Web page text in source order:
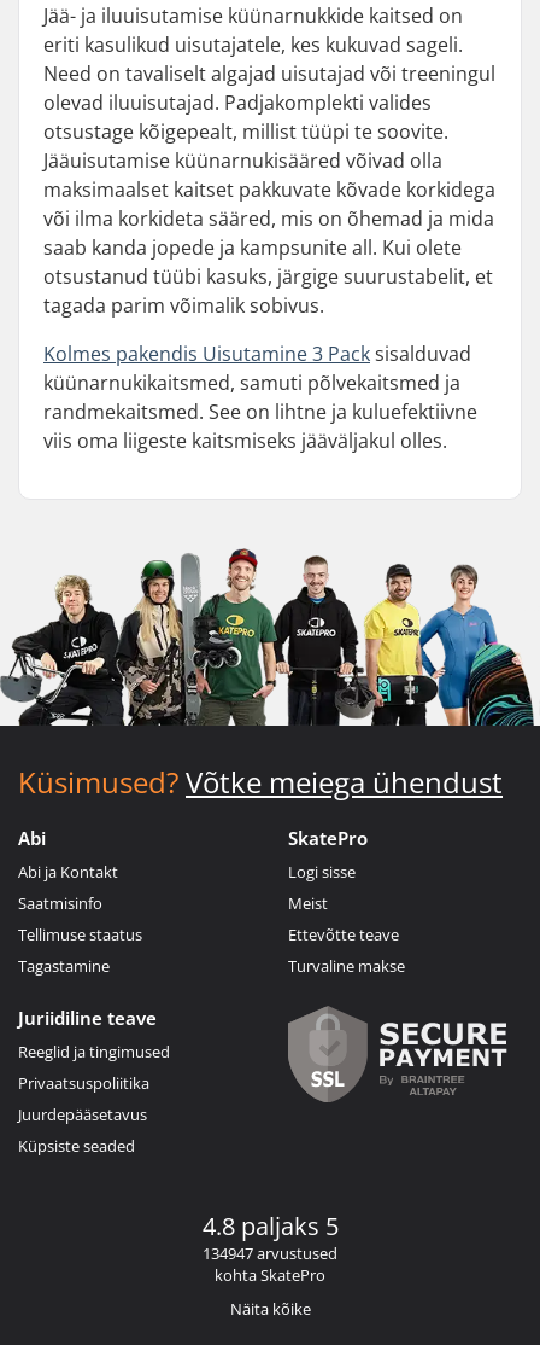
Jää- ja iluuisutamise küünarnukkide kaitsed on
eriti kasulikud uisutajatele, kes kukuvad sageli.
Need on tavaliselt algajad uisutajad või treeningul
olevad iluuisutajad. Padjakomplekti valides
otsustage kõigepealt, millist tüüpi te soovite.
Jääuisutamise küünarnukisääred võivad olla
maksimaalset kaitset pakkuvate kõvade korkidega
või ilma korkideta sääred, mis on õhemad ja mida
saab kanda jopede ja kampsunite all. Kui olete
otsustanud tüübi kasuks, järgige suurustabelit, et
tagada parim võimalik sobivus.
Kolmes pakendis Uisutamine 3 Packsisalduvad
küünarnukikaitsmed, samuti põlvekaitsmed ja
randmekaitsmed. See on lihtne ja kuluefektiivne
viis oma liigeste kaitsmiseks jääväljakul olles.
Küsimused?Võtke meiega ühendust
Abi
Abi ja Kontakt
Saatmisinfo
Tellimuse staatus
Tagastamine
SkatePro
Logi sisse
Meist
Ettevõtte teave
Turvaline makse
Juriidiline teave
Reeglid ja tingimused
Privaatsuspoliitika
Juurdepääsetavus
Küpsiste seaded
4.8 paljaks 5
134947 arvustused
kohta SkatePro
Näita kõike